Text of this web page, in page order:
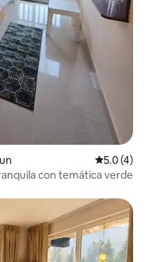
5.0 (4)
con temática verde